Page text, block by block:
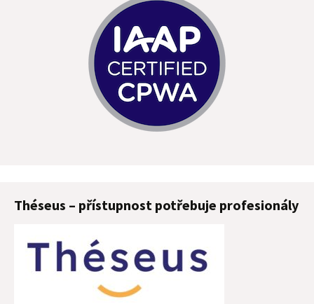
Théseus – přístupnost potřebuje profesionály